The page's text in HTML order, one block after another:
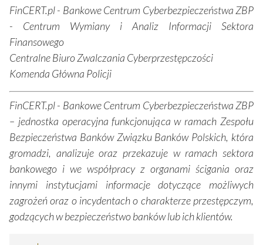
FinCERT.pl - Bankowe Centrum Cyberbezpieczeństwa ZBP
- Centrum Wymiany i Analiz Informacji Sektora
Finansowego
Centralne Biuro Zwalczania Cyberprzestępczości
Komenda Główna Policji
FinCERT.pl - Bankowe Centrum Cyberbezpieczeństwa ZBP
– jednostka operacyjna funkcjonująca w ramach Zespołu
Bezpieczeństwa Banków Związku Banków Polskich, która
gromadzi, analizuje oraz przekazuje w ramach sektora
bankowego i we współpracy z organami ścigania oraz
innymi instytucjami informacje dotyczące możliwych
zagrożeń oraz o incydentach o charakterze przestępczym,
godzących w bezpieczeństwo banków lub ich klientów.